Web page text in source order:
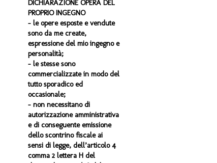
DICHIARAZIONE OPERA DEL
PROPRIO INGEGNO
- le opere esposte e vendute
sono da me create,
espressione del mio ingegno e
personalità;
- le stesse sono
commercializzate in modo del
tutto sporadico ed
occasionale;
- non necessitano di
autorizzazione amministrativa
e di conseguente emissione
dello scontrino fiscale ai
sensi di legge, dell’articolo 4
comma 2 lettera H del